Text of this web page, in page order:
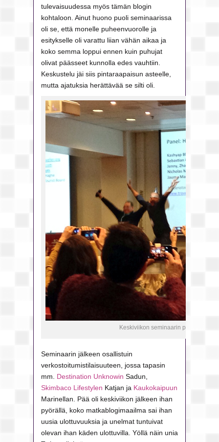
tulevaisuudessa myös tämän blogin
kohtaloon. Ainut huono puoli seminaarissa
oli se, että monelle puheenvuorolle ja
esitykselle oli varattu liian vähän aikaa ja
koko semma loppui ennen kuin puhujat
olivat päässeet kunnolla edes vauhtiin.
Keskustelu jäi siis pintaraapaisun asteelle,
mutta ajatuksia herättävää se silti oli.
Keskiviikon seminaarin
Seminaarin jälkeen osallistuin
verkostoitumistilaisuuteen, jossa tapasin
mm. Destination Unknowin Sadun,
Skimbaco Lifestylen Katjan ja Kaukokaipuun
Marinellan. Pää oli keskiviikon jälkeen ihan
pyörällä, koko matkablogimaailma sai ihan
uusia ulottuvuuksia ja unelmat tuntuivat
olevan ihan käden ulottuvilla. Yöllä näin unia